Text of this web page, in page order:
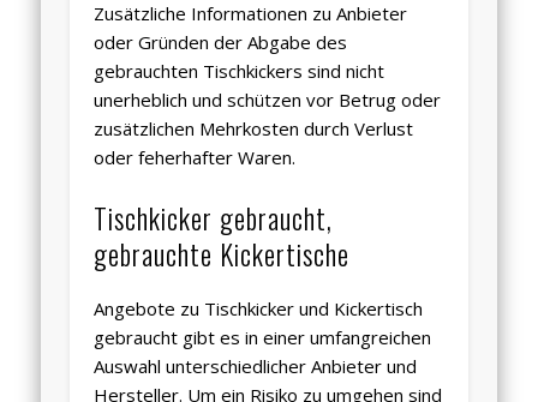
Zusätzliche Informationen zu Anbieter
oder Gründen der Abgabe des
gebrauchten Tischkickers sind nicht
unerheblich und schützen vor Betrug oder
zusätzlichen Mehrkosten durch Verlust
oder feherhafter Waren.
Tischkicker gebraucht,
gebrauchte Kickertische
Angebote zu Tischkicker und Kickertisch
gebraucht gibt es in einer umfangreichen
Auswahl unterschiedlicher Anbieter und
Hersteller. Um ein Risiko zu umgehen sind